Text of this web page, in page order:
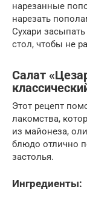
нарезанные
нарезать
Сухари
стол, чтобы не
Салат
Этот рецепт
лакомства,
из майонеза,
блюдо отлично
застолья.
Ингредиенты: